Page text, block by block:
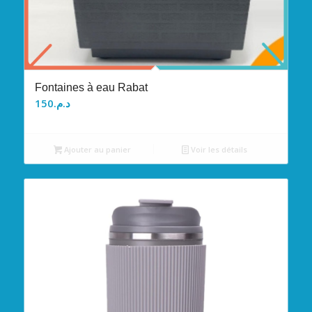
Fontaines à eau Rabat
د.م.150
Ajouter au panier Voir les détails